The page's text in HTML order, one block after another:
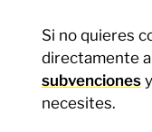
Si no quieres
directamente
subvenciones
necesites.